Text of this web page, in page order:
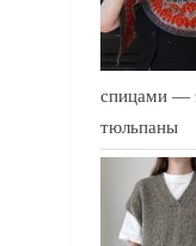
спицами —
тюльпаны